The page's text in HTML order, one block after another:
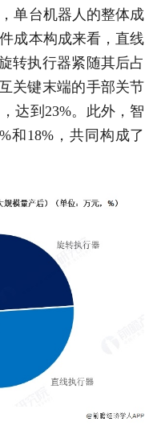
单台机器人的整体成
成本构成来看，直线
转执行器紧随其后占
关键末端的手部关节
达到23%。此外，智
和18%，共同构成了